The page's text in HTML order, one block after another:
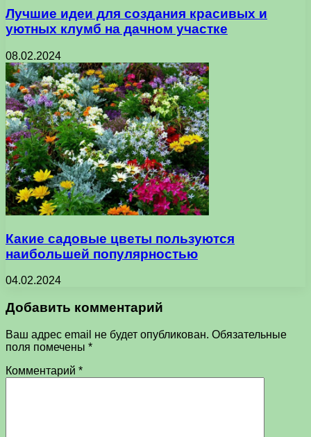
Лучшие идеи для создания красивых и
уютных клумб на дачном участке
08.02.2024
Какие садовые цветы пользуются
наибольшей популярностью
04.02.2024
Добавить комментарий
Ваш адрес email не будет опубликован. Обязательные
поля помечены *
Комментарий *